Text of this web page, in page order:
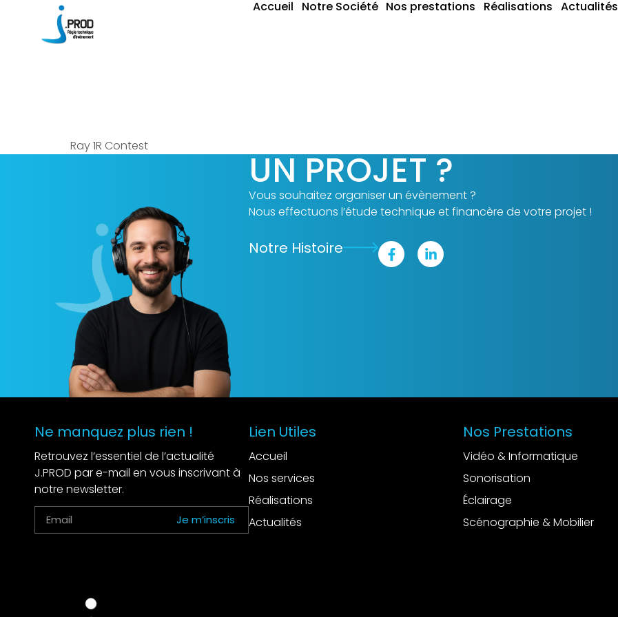
Accueil Notre Société Nos prestations Réalisations Actualités
Ray 1R Contest
UN PROJET ?
Vous souhaitez organiser un évènement ?
Nous effectuons l’étude technique et financère de votre projet !
Notre Histoire
Ne manquez plus rien !
Retrouvez l’essentiel de l’actualité
J.PROD par e-mail en vous inscrivant à
notre newsletter.
Je m’inscris
Lien Utiles
Accueil
Nos services
Réalisations
Actualités
Nos Prestations
Vidéo & Informatique
Sonorisation
Éclairage
Scénographie & Mobilier